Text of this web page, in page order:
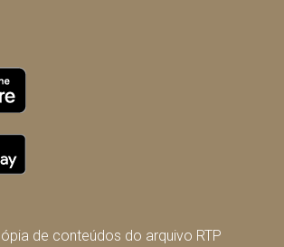
de conteúdos do arquivo RTP